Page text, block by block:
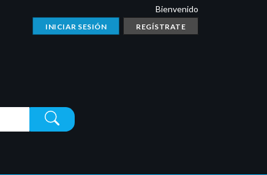
Bienvenido
INICIAR SESIÓN REGÍSTRATE